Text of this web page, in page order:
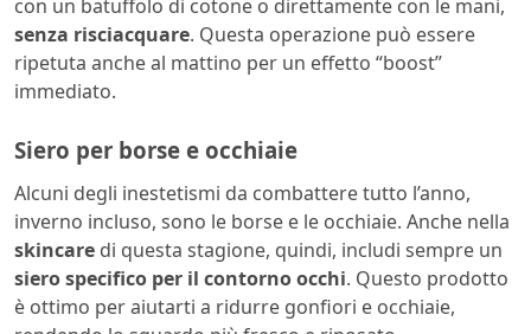
con un batuffolo di cotone o direttamente con le mani,
senza risciacquare. Questa operazione può essere
ripetuta anche al mattino per un effetto “boost”
immediato.
Siero per borse e occhiaie
Alcuni degli inestetismi da combattere tutto l’anno,
inverno incluso, sono le borse e le occhiaie. Anche nella
skincare di questa stagione, quindi, includi sempre un
siero specifico per il contorno occhi. Questo prodotto
è ottimo per aiutarti a ridurre gonfiori e occhiaie,